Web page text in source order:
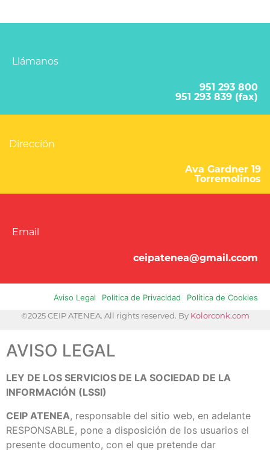
Llámanos
951 293 800
951 293 839 (fax)
Dirección
Ava Gardner 19
Torremolinos
Email
ceipatenea@gmail.ccom
Aviso Legal Politica de Privacidad
Política de Cookies
©2025 CEIP ATENEA. All rights reserved. By Kolorconk.com
AVISO LEGAL
LEY DE LOS SERVICIOS DE LA SOCIEDAD DE LA
INFORMACIÓN (LSSI)
CEIP ATENEA, responsable del sitio web, en adelante
RESPONSABLE, pone a disposición de los usuarios el
presente documento, con el que pretende dar